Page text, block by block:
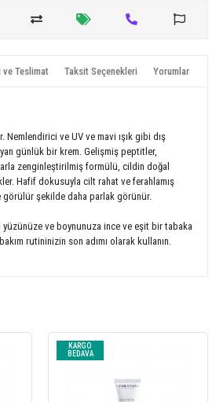
ve Teslimat Taksit Seçenekleri Yorumlar
ve UV ve mavi ışık gibi dış
günlük bir krem. Gelişmiş peptitler,
zenginleştirilmiş formülü, cildin doğal
Hafif dokusuyla cilt rahat ve ferahlamış
şekilde daha parlak görünür.
yüzünüze ve boynunuza ince ve eşit bir tabaka
rutininizin son adımı olarak kullanın.
KARGO
BEDAVA